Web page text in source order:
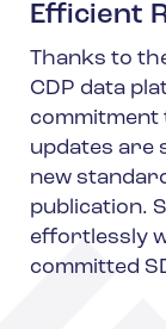
Efficient
Thanks to
CDP data
updates are
new
publication.
effortlessly
committed